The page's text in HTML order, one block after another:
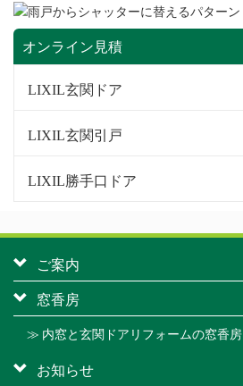
オンライン見積
LIXIL玄関ドア
LIXIL玄関引戸
LIXIL勝手口ドア
ご案内
窓香房
≫ 内窓と玄関ドアリフォームの窓香房
お知らせ